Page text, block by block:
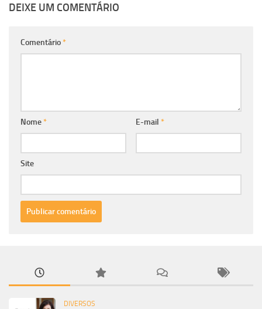
DEIXE UM COMENTÁRIO
Comentário*
Nome* E-mail *
Site
DIVERSOS